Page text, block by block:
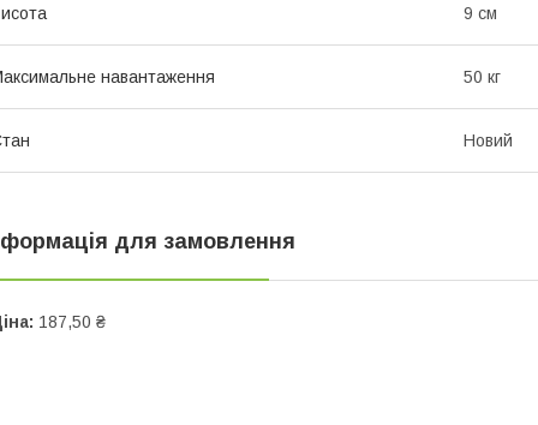
9 см
навантаження 50 кг
Новий
для замовлення
187,50 ₴